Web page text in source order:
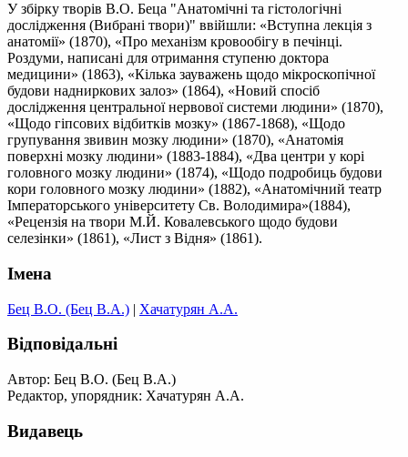
У збірку творів В.О. Беца "Анатомічні та гістологічні
дослідження (Вибрані твори)" ввійшли: «Вступна лекція з
анатомії» (1870), «Про механізм кровообігу в печінці.
Роздуми, написані для отримання ступеню доктора
медицини» (1863), «Кілька зауважень щодо мікроскопічної
будови надниркових залоз» (1864), «Новий спосіб
дослідження центральної нервової системи людини» (1870),
«Щодо гіпсових відбитків мозку» (1867-1868), «Щодо
групування звивин мозку людини» (1870), «Анатомія
поверхні мозку людини» (1883-1884), «Два центри у корі
головного мозку людини» (1874), «Щодо подробиць будови
кори головного мозку людини» (1882), «Анатомічний театр
Імператорського університету Св. Володимира»(1884),
«Рецензія на твори М.Й. Ковалевського щодо будови
селезінки» (1861), «Лист з Відня» (1861).
Імена
Бец В.О. (Бец В.А.) | Хачатурян А.А.
Відповідальні
Автор: Бец В.О. (Бец В.А.)
Редактор, упорядник: Хачатурян А.А.
Видавець